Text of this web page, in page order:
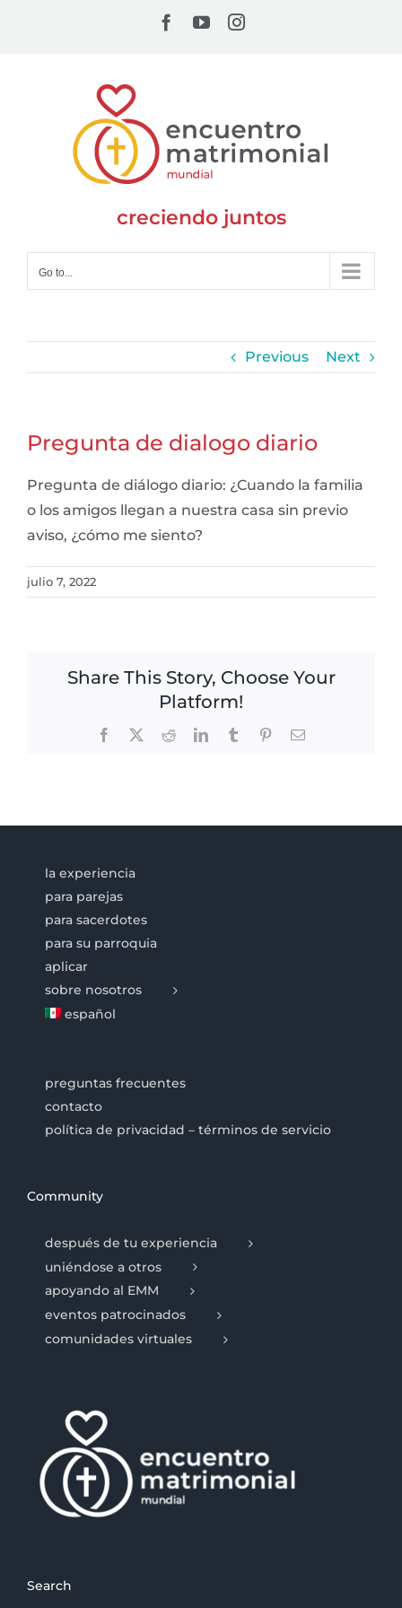
Facebook
YouTubeInstagram
creciendo juntos
Go to...
Previous Next
Pregunta de dialogo diario
Pregunta de diálogo diario: ¿Cuando la familia
o los amigos llegan a nuestra casa sin previo
aviso, ¿cómo me siento?
julio 7, 2022
Share This Story, Choose Your
Platform!
Facebook RedditLinkedInTumblr PinterestEmail
la experiencia
para parejas
para sacerdotes
para su parroquia
aplicar
sobre nosotros
español
preguntas frecuentes
contacto
política de privacidad – términos de servicio
Community
después de tu experiencia
uniéndose a otros
apoyando al EMM
eventos patrocinados
comunidades virtuales
Search